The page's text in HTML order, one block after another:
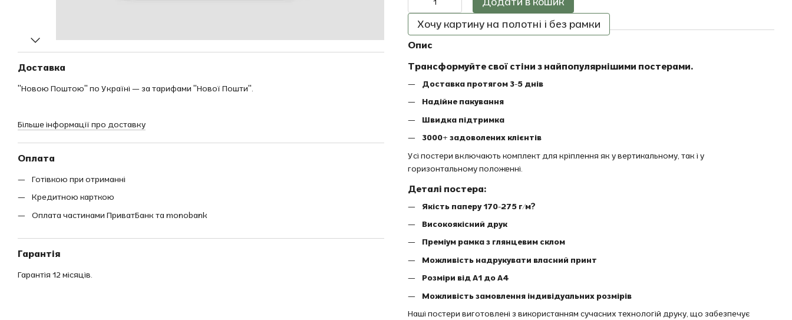
Доставка
"Новою Поштою" по Україні — за тарифами "Нової Пошти".
Більше інформації про доставку
Оплата
Готівкою при отриманні
Кредитною карткою
Оплата частинами ПриватБанк та monobank
Гарантія
Гарантія 12 місяців.
Хочу картину на полотні і без рамки
Опис
Трансформуйте свої стіни з найпопулярнішими постерами.
Доставка протягом 3-5 днів
Надійне пакування
Швидка підтримка
3000+ задоволених клієнтів
Усі постери включають комплект для кріплення як у вертикальному, так і у
горизонтальному положенні.
Деталі постера:
Якість паперу 170-275 г/м?
Високоякісний друк
Преміум рамка з глянцевим склом
Можливість надрукувати власний принт
Розміри від A1 до A4
Можливість замовлення індивідуальних розмірів
Наші постери виготовлені з використанням сучасних технологій друку, що забезпечує